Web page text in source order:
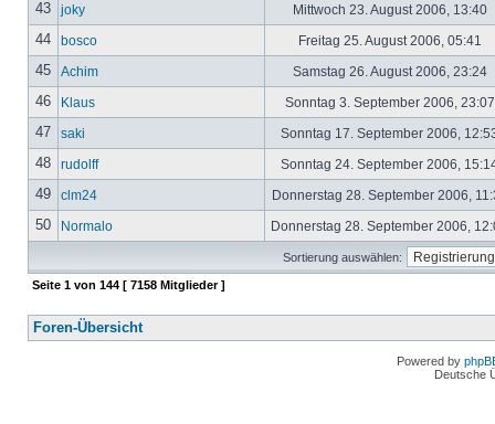
43 joky Mittwoch 23. August 2006, 13:40
44 bosco Freitag 25. August 2006, 05:41
45 Achim Samstag 26. August 2006, 23:24
46 Klaus Sonntag 3. September 2006,
47 saki Sonntag 17. September 2006,
48 rudolff Sonntag 24. September 2006,
49 clm24 Donnerstag 28. September 2006,
50 Normalo Donnerstag 28. September 2006,
Sortierung auswählen:
Seite 1 von 144 [ 7158 Mitglieder ]
Foren-Übersicht
Powered by
Deutsche